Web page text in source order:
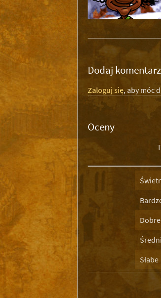
Dodaj komentarz
Zaloguj się, aby móc
Oceny
Dobre
Słabe